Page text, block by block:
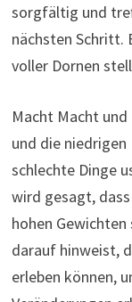
sorgfältig und
nächsten Schritt.
voller Dornen
Macht Macht
und die
schlechte Dinge
wird gesagt,
hohen
darauf hinweist,
erleben können,